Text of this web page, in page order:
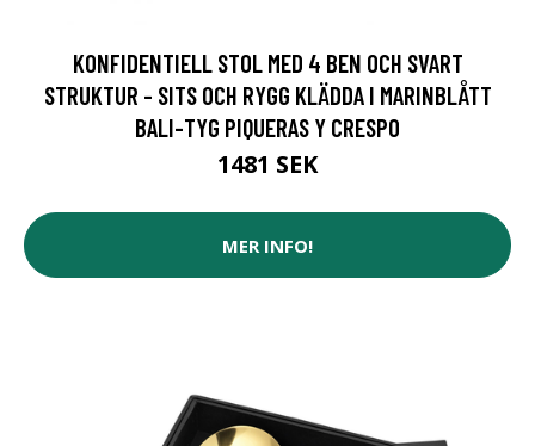
KONFIDENTIELL STOL MED 4 BEN OCH SVART
STRUKTUR - SITS OCH RYGG KLÄDDA I MARINBLÅTT
BALI-TYG PIQUERAS Y CRESPO
1481 SEK
MER INFO!